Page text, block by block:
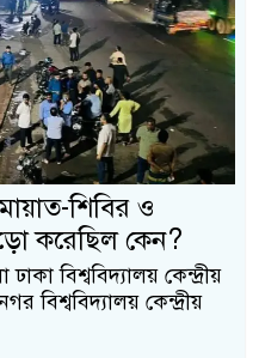
শিবির ও
করেছিল কেন?
বিশ্ববিদ্যালয় কেন্দ্রীয়
বিশ্ববিদ্যালয় কেন্দ্রীয়